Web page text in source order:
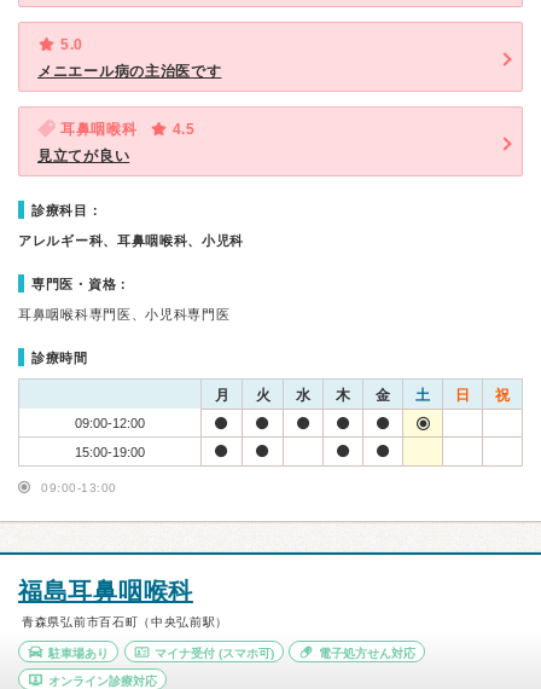
5.0
メニエール病の主治医です
耳鼻咽喉科
4.5
見立てが良い
診療科目：
アレルギー科、耳鼻咽喉科、小児科
専門医・資格：
耳鼻咽喉科専門医、小児科専門医
診療時間
月 火 水 木 金 土 日 祝
09:00-12:00
15:00-19:00
09:00-13:00
福島耳鼻咽喉科
青森県弘前市百石町（中央弘前駅）
駐車場あり マイナ受付(スマホ可) 電子処方せん対応
オンライン診療対応